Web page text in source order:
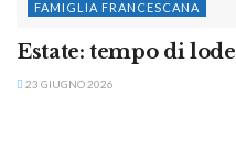
FAMIGLIA FRANCESCANA
Estate: tempo di
23 GIUGNO 2026